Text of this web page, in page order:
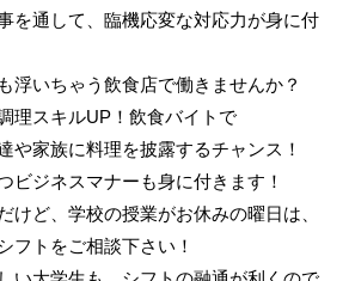
を通して、臨機応変な対応力が身に付
浮いちゃう飲食店で働きませんか？
理スキルUP！飲食バイトで
家族に料理を披露するチャンス！
ジネスマナーも身に付きます！
けど、学校の授業がお休みの曜日は、
トをご相談下さい！